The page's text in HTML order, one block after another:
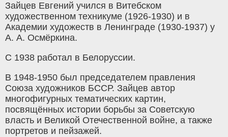
Зайцев Евгений учился в Витебском
художественном техникуме (1926-1930) и в
Академии художеств в Ленинграде (1930-1937) у
А. А. Осмёркина.
С 1938 работал в Белоруссии.
В 1948-1950 был председателем правления
Союза художников БССР. Зайцев автор
многофигурных тематических картин,
посвящённых истории борьбы за Советскую
власть и Великой Отечественной войне, а также
портретов и пейзажей.